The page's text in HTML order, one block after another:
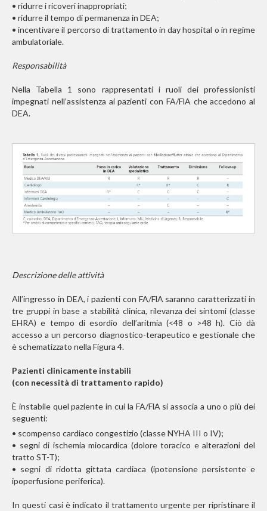
• ridurre i ricoveri inappropriati;
• ridurre il tempo di permanenza in DEA;
• incentivare il percorso di trattamento in day hospital o in regime
ambulatoriale.
Responsabilità
Nella Tabella 1 sono rappresentati i ruoli dei professionisti
impegnati nell’assistenza ai pazienti con FA/FlA che accedono al
DEA.
Descrizione delle attività
All’ingresso in DEA, i pazienti con FA/FlA saranno caratterizzati in
tre gruppi in base a stabilità clinica, rilevanza dei sintomi (classe
EHRA) e tempo di esordio dell’aritmia (<48 o >48 h). Ciò dà
accesso a un percorso diagnostico-terapeutico e gestionale che
è schematizzato nella Figura 4.
Pazienti clinicamente instabili
(con necessità di trattamento rapido)
È instabile quel paziente in cui la FA/FlA si associa a uno o più dei
seguenti:
• scompenso cardiaco congestizio (classe NYHA III o IV);
• segni di ischemia miocardica (dolore toracico e alterazioni del
tratto ST-T);
• segni di ridotta gittata cardiaca (ipotensione persistente e
ipoperfusione periferica).
In questi casi è indicato il trattamento urgente per ripristinare il